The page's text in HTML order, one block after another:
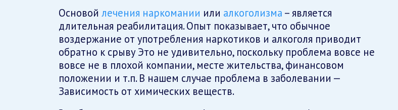
Основой лечения наркомании или алкоголизма – является
длительная реабилитация. Опыт показывает, что обычное
воздержание от употребления наркотиков и алкоголя приводит
обратно к срыву Это не удивительно, поскольку проблема вовсе не
вовсе не в плохой компании, месте жительства, финансовом
положении и т.п. В нашем случае проблема в заболевании —
Зависимость от химических веществ.